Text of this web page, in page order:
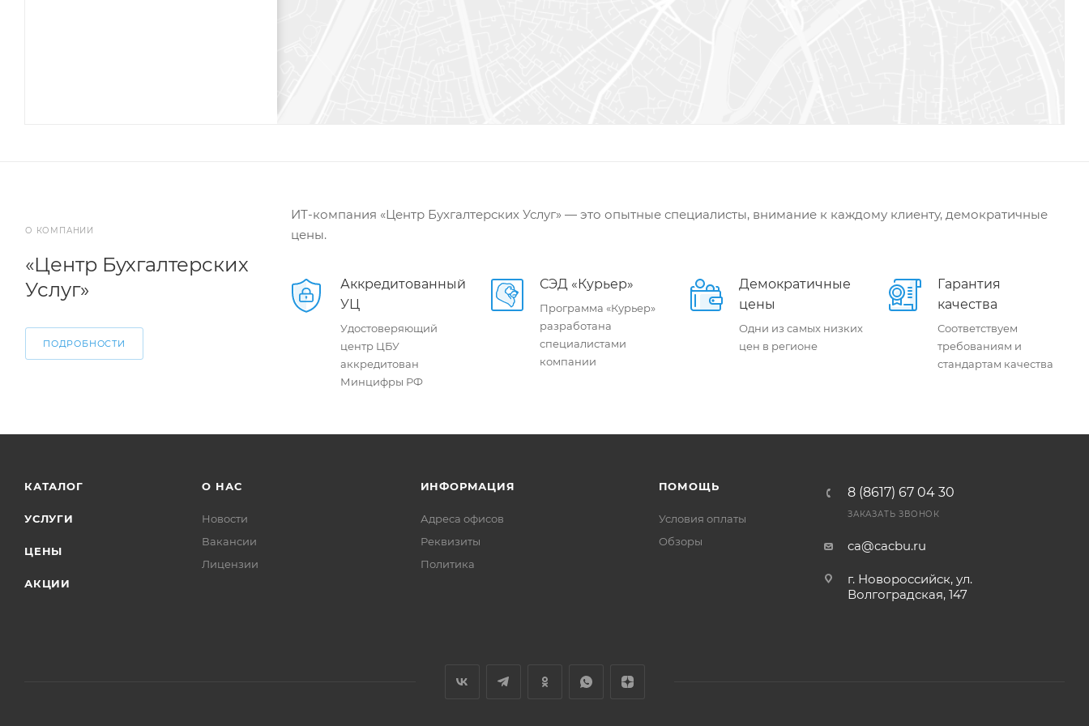
ИТ-компания «Центр Бухгалтерских Услуг» — это опытные специалисты, внимание к каждому клиенту, демократичные
цены.
Аккредитованный
УЦ
Удостоверяющий
центр ЦБУ
аккредитован
Минцифры РФ
СЭД «Курьер»
Программа «Курьер»
разработана
специалистами
компании
Демократичные
цены
Одни из самых низких
цен в регионе
Гарантия
качества
Соответствуем
требованиям и
стандартам качества
О КОМПАНИИ
«Центр Бухгалтерских
Услуг»
ПОДРОБНОСТИ
КАТАЛОГ
УСЛУГИ
ЦЕНЫ
АКЦИИ
О НАС
Новости
Вакансии
Лицензии
ИНФОРМАЦИЯ
Адреса офисов
Реквизиты
Политика
ПОМОЩЬ
Условия оплаты
Обзоры
8 (8617) 67 04 30
ЗАКАЗАТЬ ЗВОНОК
ca@cacbu.ru
г. Новороссийск, ул.
Волгоградская, 147